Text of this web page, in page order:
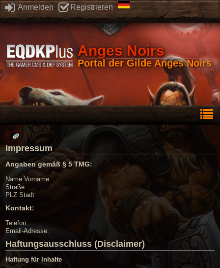
Anmelden Registrieren
Anges Noirs
Portal der Gilde Anges Noirs
Impressum
Angaben gemäß § 5 TMG:
Name Vorname
Straße
PLZ Stadt
Kontakt:
Telefon:
Email-Adresse:
Haftungsausschluss (Disclaimer)
Haftung für Inhalte